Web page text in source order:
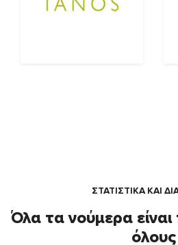
ΣΤΑΤΙΣΤΙΚΑ ΚΑΙ
Όλα τα νούμερα
όλους